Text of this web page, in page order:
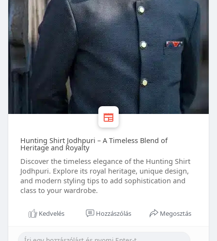
Hunting Shirt Jodhpuri – A Timeless Blend of
Heritage and Royalty
Discover the timeless elegance of the Hunting Shirt
Jodhpuri. Explore its royal heritage, unique design,
and modern styling tips to add sophistication and
class to your wardrobe.
Kedvelés Hozzászólás Megosztás